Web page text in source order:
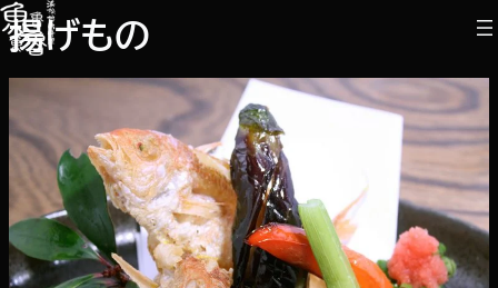
内
容
を
キ
ッ
揚げもの